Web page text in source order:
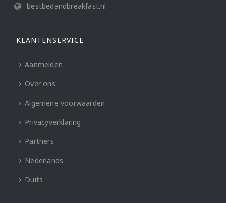
bestbedandbreakfast.nl
KLANTENSERVICE
Aanmelden
Over ons
Algemene voorwaarden
Privacyverklaring
Partners
Nederlands
Duits